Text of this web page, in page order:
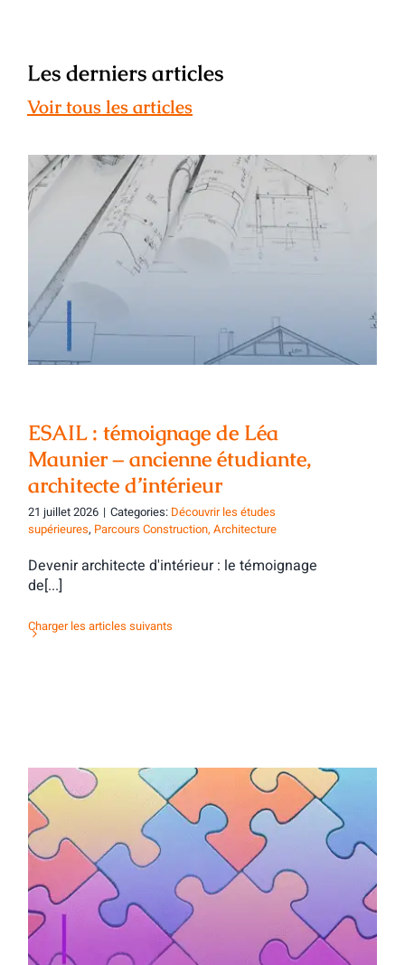
Les derniers articles
Voir tous les articles
ESAIL : témoignage de Léa Maunier –
ancienne étudiante, architecte
ESAIL : témoignage de Léa
Maunier – ancienne étudiante,
architecte d’intérieur
21 juillet 2026 | Categories: Découvrir les études
supérieures, Parcours Construction, Architecture
Devenir architecte d'intérieur : le témoignage
de[...]
Charger les articles suivants
Activité d’orientation : mots & maux